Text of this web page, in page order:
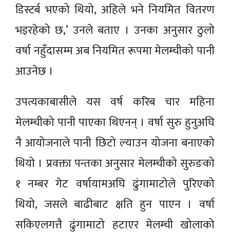
डिस्टर्ब भएको थियो, अहिले भने नियमित वितरण
भइरहेको छ,’ उनले बताए । उनका अनुसार ठुलो
वर्षा नहुँदासम्म अब नियमित रूपमा मेलम्चीको पानी
आउनेछ ।
उपत्यकाबासीले यस वर्ष करिब चार महिना
मेलम्चीको पानी पाएका थिएनन् । वर्षा सुरु हुनुअघि
नै आयोजनाले पानी छिटो ल्याउन योजना बनाएको
थियो । प्रवक्ता पन्तका अनुसार मेलम्चीको सुरुङको
१ नम्बर गेट वर्षायामअघि ढुंगामाटोले पुरिएको
थियो, जसले बाढीबाट क्षति हुन पाएन । वर्षा
सकिएलगत्तै ढुंगामाटो हटाएर मेलम्ची खोलाको